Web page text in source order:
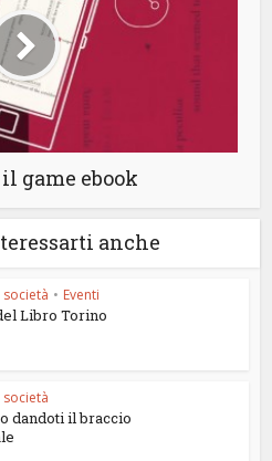
game ebook
anche
società • Eventi
Libro Torino
società
dandoti il braccio